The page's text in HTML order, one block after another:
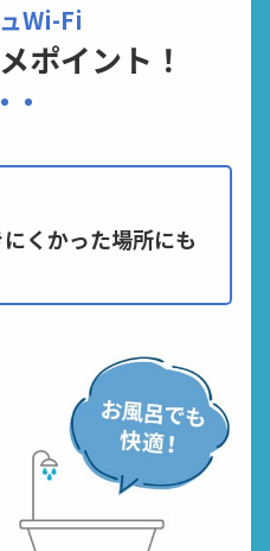
Wi-Fi
ポイント！
くかった場所にも